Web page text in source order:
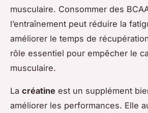
musculaire. Consommer des
l’entraînement peut réduire la
améliorer le temps de
rôle essentiel pour empêcher le
musculaire.
La créatine est un supplément
améliorer les performances. Elle